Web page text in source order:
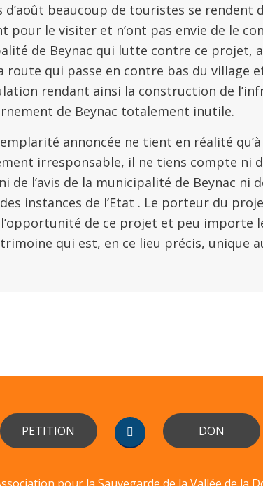
beaucoup de touristes se rendent
pour le visiter et n’ont pas envie de le
de Beynac qui lutte contre ce projet,
route qui passe en contre bas du village
rendant ainsi la construction de
de Beynac totalement inutile.
annoncée ne tient en réalité
irresponsable, il ne tiens compte ni
de l’avis de la municipalité de Beynac ni
instances de l’Etat . Le porteur du
de ce projet et peu importe
qui est, en ce lieu précis, unique
PETITION DON